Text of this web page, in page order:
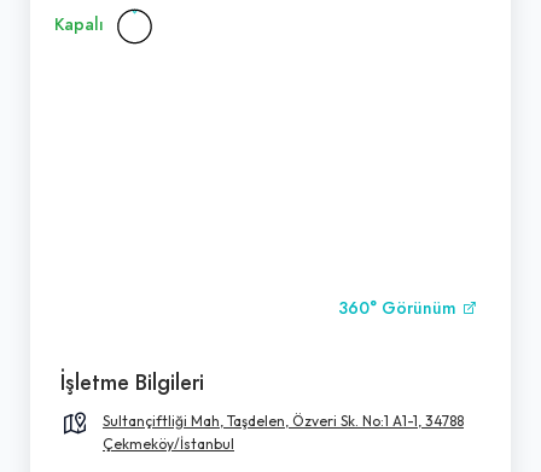
Kapalı
360° Görünüm
İşletme Bilgileri
Sultançiftliği Mah, Taşdelen, Özveri Sk. No:1 A1-1, 34788
Çekmeköy/İstanbul